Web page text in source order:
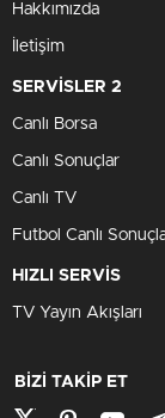
Hakkımızda
İletişim
SERVİSLER 2
Canlı Borsa
Canlı Sonuçlar
Canlı TV
Futbol Canlı
HIZLI SERVİS
TV Yayın Akışları
BİZİ TAKİP ET